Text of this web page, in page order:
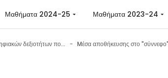
Μαθήματα 2024-25 Μαθήματα 2023-24
Ακαδημία ψηφιακών δεξιοτήτων πολιτών